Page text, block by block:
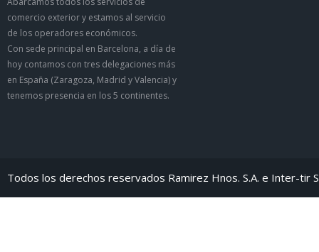
comercio exterior y estamos al servicio
de los operadores económicos.
Con sede principal en Barcelona, a día de
hoy contamos con tres delegaciones más
en España (Zaragoza, Madrid y Valencia) y
tenemos presencia en los 5 continentes.
Todos los derechos reservados Ramirez Hnos. S.A. e Inter-tir